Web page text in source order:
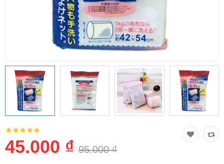
So sánh Yêu thích (0)
Hotline: 0816 505 655
Tải App SanHangRe nhận Quà
45.000 ₫ 95.000 ₫